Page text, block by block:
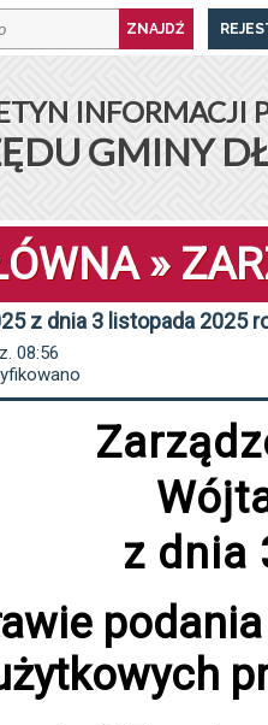
INFORMACJI
GMINY
»
z dnia 3 listopada 2025
08:56
z dnia